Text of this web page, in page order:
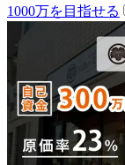
1000万を目指せる